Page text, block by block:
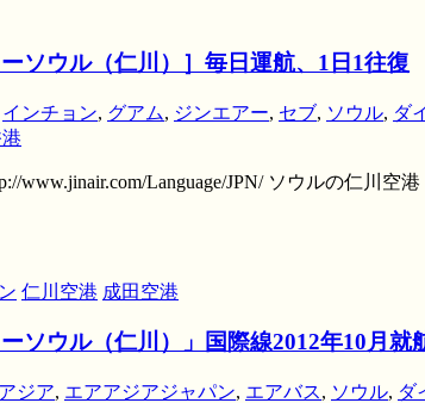
ソウル（仁川）］毎日運航、1日1往復
インチョン, グアム, ジンエアー, セブ, ソウル, ダ
www.jinair.com/Language/JPN/ ソウルの仁川
仁川空港 成田空港
ソウル（仁川）」国際線2012年10月就
ジア, エアアジアジャパン, エアバス, ソウル, ダ